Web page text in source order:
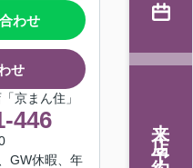
わせ
せ
京まん住」
446
GW休暇、年
来店予約